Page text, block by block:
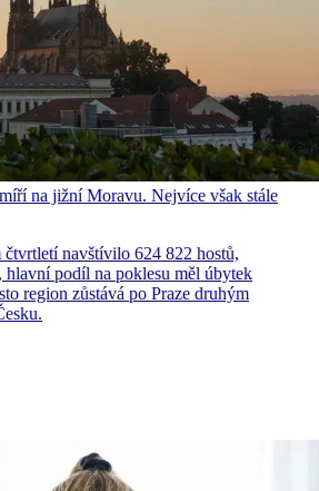
na jižní Moravu. Nejvíce však stále
navštívilo 624 822 hostů,
hlavní podíl na poklesu měl úbytek
region zůstává po Praze druhým